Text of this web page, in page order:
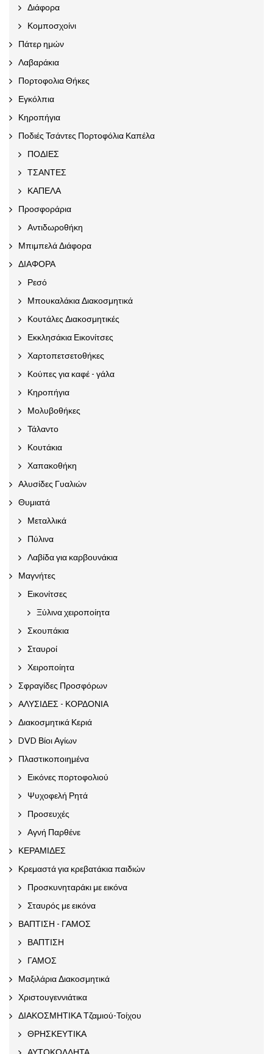
Διάφορα
Κομποσχοίνι
Πάτερ ημών
Λαβαράκια
Πορτοφολια Θήκες
Εγκόλπια
Κηροπήγια
Ποδιές Τσάντες Πορτοφόλια Καπέλα
ΠΟΔΙΕΣ
ΤΣΑΝΤΕΣ
ΚΑΠΕΛΑ
Προσφοράρια
Αντιδωροθήκη
Μπιμπελά Διάφορα
ΔΙΑΦΟΡΑ
Ρεσό
Μπουκαλάκια Διακοσμητικά
Κουτάλες Διακοσμητικές
Εκκλησάκια Εικονίτσες
Χαρτοπετσετοθήκες
Κούπες για καφέ - γάλα
Κηροπήγια
Μολυβοθήκες
Τάλαντο
Κουτάκια
Χαπακοθήκη
Αλυσίδες Γυαλιών
Θυμιατά
Μεταλλικά
Πύλινα
Λαβίδα για καρβουνάκια
Μαγνήτες
Εικονίτσες
Ξύλινα χειροποίητα
Σκουπάκια
Σταυροί
Χειροποίητα
Σφραγίδες Προσφόρων
ΑΛΥΣΙΔΕΣ - ΚΟΡΔΟΝΙΑ
Διακοσμητικά Κεριά
DVD Βίοι Αγίων
Πλαστικοποιημένα
Εικόνες πορτοφολιού
Ψυχοφελή Ρητά
Προσευχές
Αγνή Παρθένε
ΚΕΡΑΜΙΔΕΣ
Κρεμαστά για κρεβατάκια παιδιών
Προσκυνηταράκι με εικόνα
Σταυρός με εικόνα
ΒΑΠΤΙΣΗ - ΓΑΜΟΣ
ΒΑΠΤΙΣΗ
ΓΑΜΟΣ
Μαξιλάρια Διακοσμητικά
Χριστουγεννιάτικα
ΔΙΑΚΟΣΜΗΤΙΚΑ Τζαμιού-Τοίχου
ΘΡΗΣΚΕΥΤΙΚΑ